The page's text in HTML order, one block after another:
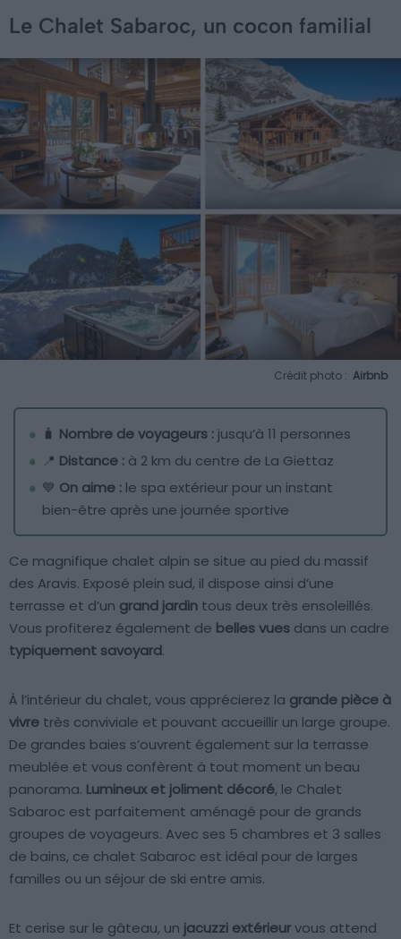
Le Chalet Sabaroc, un cocon familial
Crédit photo : Airbnb
🧳 Nombre de voyageurs : jusqu’à 11 personnes
📍 Distance : à 2 km du centre de La Giettaz
💙 On aime : le spa extérieur pour un instant
bien-être après une journée sportive
Ce magnifique chalet alpin se situe au pied du massif
des Aravis. Exposé plein sud, il dispose ainsi d’une
terrasse et d’un grand jardin tous deux très ensoleillés.
Vous profiterez également de belles vues dans un cadre
typiquement savoyard.
À l’intérieur du chalet, vous apprécierez la grande pièce à
vivre très conviviale et pouvant accueillir un large groupe.
De grandes baies s’ouvrent également sur la terrasse
meublée et vous confèrent à tout moment un beau
panorama. Lumineux et joliment décoré, le Chalet
Sabaroc est parfaitement aménagé pour de grands
groupes de voyageurs. Avec ses 5 chambres et 3 salles
de bains, ce chalet Sabaroc est idéal pour de larges
familles ou un séjour de ski entre amis.
Et cerise sur le gâteau, un jacuzzi extérieurvous attend